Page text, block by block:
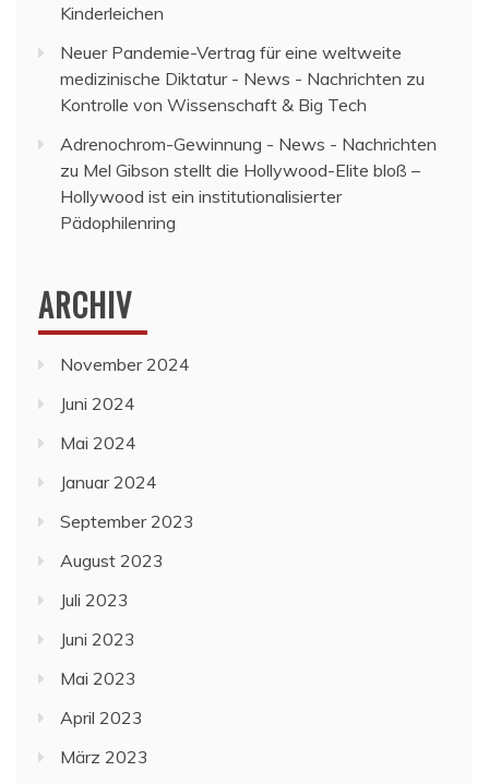
Kinderleichen
Neuer Pandemie-Vertrag für eine weltweite
medizinische Diktatur - News - Nachrichten zu
Kontrolle von Wissenschaft & Big Tech
Adrenochrom-Gewinnung - News - Nachrichten
zu Mel Gibson stellt die Hollywood-Elite bloß –
Hollywood ist ein institutionalisierter
Pädophilenring
ARCHIV
November 2024
Juni 2024
Mai 2024
Januar 2024
September 2023
August 2023
Juli 2023
Juni 2023
Mai 2023
April 2023
März 2023